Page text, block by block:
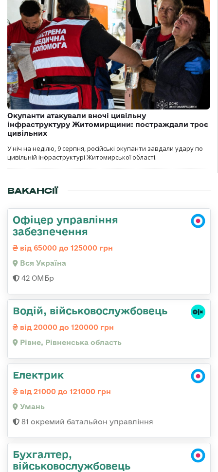
Окупанти атакували вночі цивільну
інфраструктуру Житомирщини: постраждали троє
цивільних
У ніч на неділю, 9 серпня, російські окупанти завдали удару по
цивільній інфраструктурі Житомирської області.
ВАКАНСІЇ
Офіцер управління
забезпечення
від 65000 до 125000 грн
Вся Україна
42 ОМБр
Водій, військовослужбовець
від 20000 до 120000 грн
Рівне, Рівненська область
Електрик
від 21000 до 121000 грн
Умань
81 окремий батальйон управління
Бухгалтер,
військовослужбовець